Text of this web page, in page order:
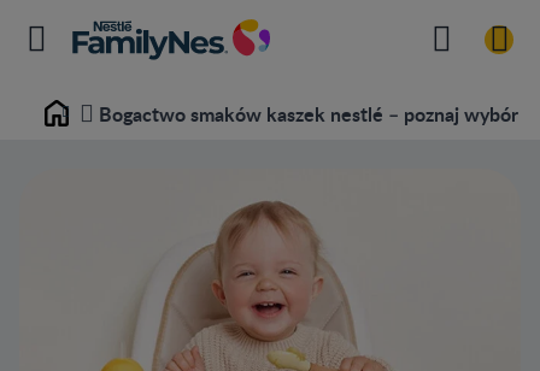
Home Bogactwo smaków kaszek nestlé – poznaj wybór